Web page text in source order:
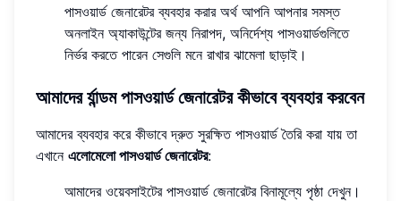
পাসওয়ার্ড জেনারেটর ব্যবহার করার অর্থ আপনি আপনার সমস্ত
অনলাইন অ্যাকাউন্টের জন্য নিরাপদ, অনির্দেশ্য পাসওয়ার্ডগুলিতে
নির্ভর করতে পারেন সেগুলি মনে রাখার ঝামেলা ছাড়াই।
আমাদের র্যান্ডম পাসওয়ার্ড জেনারেটর কীভাবে ব্যবহার করবেন
আমাদের ব্যবহার করে কীভাবে দ্রুত সুরক্ষিত পাসওয়ার্ড তৈরি করা যায় তা
এখানে এলোমেলো পাসওয়ার্ড জেনারেটর:
আমাদের ওয়েবসাইটের পাসওয়ার্ড জেনারেটর বিনামূল্যে পৃষ্ঠা দেখুন।